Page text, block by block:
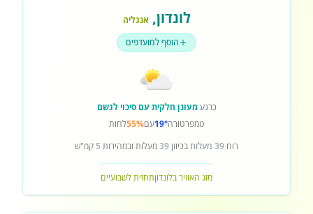
לונדון, אנגליה
הוסף למועדפים
כרגעמעונן חלקית עם סיכוי לגשם
טמפרטורה19°עם55%לחות
רוח 39 מעלות בכיוון39מעלות ובמהירות 5 קמ"ש
מזג האוויר בלונדוןתחזית לשבועיים